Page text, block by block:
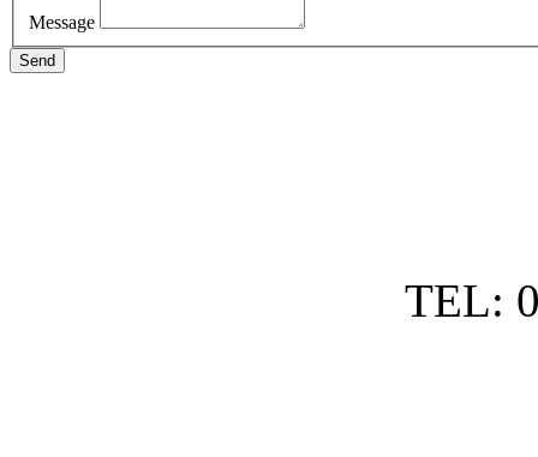
Message
Send
TEL: